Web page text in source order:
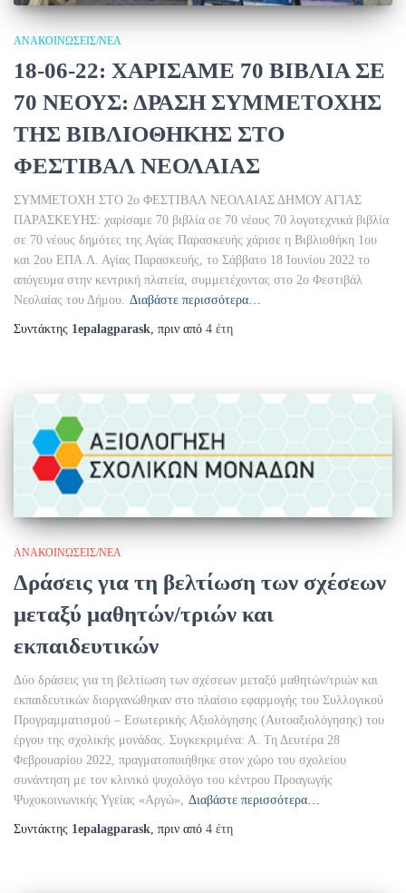
ΑΝΑΚΟΙΝΏΣΕΙΣ/ΝΈΑ
18-06-22: ΧΑΡΙΣΑΜΕ 70 ΒΙΒΛΙΑ ΣΕ
70 ΝΕΟΥΣ: ΔΡΑΣΗ ΣΥΜΜΕΤΟΧΗΣ
ΤΗΣ ΒΙΒΛΙΟΘΗΚΗΣ ΣΤΟ
ΦΕΣΤΙΒΑΛ ΝΕΟΛΑΙΑΣ
ΣΥΜΜΕΤΟΧΗ ΣΤΟ 2ο ΦΕΣΤΙΒΑΛ ΝΕΟΛΑΙΑΣ ΔΗΜΟΥ ΑΓΙΑΣ
ΠΑΡΑΣΚΕΥΗΣ: χαρίσαμε 70 βιβλία σε 70 νέους 70 λογοτεχνικά βιβλία
σε 70 νέους δημότες της Αγίας Παρασκευής χάρισε η Βιβλιοθήκη 1ου
και 2ου ΕΠΑ.Λ. Αγίας Παρασκευής, το Σάββατο 18 Ιουνίου 2022 το
απόγευμα στην κεντρική πλατεία, συμμετέχοντας στο 2ο Φεστιβάλ
Νεολαίας του Δήμου. Διαβάστε περισσότερα…
Συντάκτης 1epalagparask, πριν από 4 έτη
ΑΝΑΚΟΙΝΏΣΕΙΣ/ΝΈΑ
Δράσεις για τη βελτίωση των σχέσεων
μεταξύ μαθητών/τριών και
εκπαιδευτικών
Δύο δράσεις για τη βελτίωση των σχέσεων μεταξύ μαθητών/τριών και
εκπαιδευτικών διοργανώθηκαν στο πλαίσιο εφαρμογής του Συλλογικού
Προγραμματισμού – Εσωτερικής Αξιολόγησης (Αυτοαξιολόγησης) του
έργου της σχολικής μονάδας. Συγκεκριμένα: Α. Τη Δευτέρα 28
Φεβρουαρίου 2022, πραγματοποιήθηκε στον χώρο του σχολείου
συνάντηση με τον κλινικό ψυχολόγο του κέντρου Προαγωγής
Ψυχοκοινωνικής Υγείας «Αργώ», Διαβάστε περισσότερα…
Συντάκτης 1epalagparask, πριν από 4 έτη